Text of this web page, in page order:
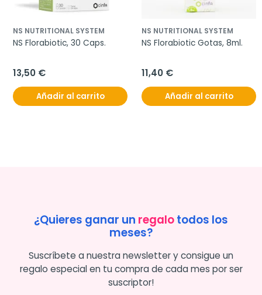
NS NUTRITIONAL SYSTEM
NS Florabiotic, 30 Caps.
13,50 €
Añadir al carrito
NS NUTRITIONAL SYSTEM
NS Florabiotic Gotas, 8ml.
11,40 €
Añadir al carrito
¿Quieres ganar un regalotodos los
meses?
Suscríbete a nuestra newsletter y consigue un
regalo especial en tu compra de cada mes por ser
suscriptor!